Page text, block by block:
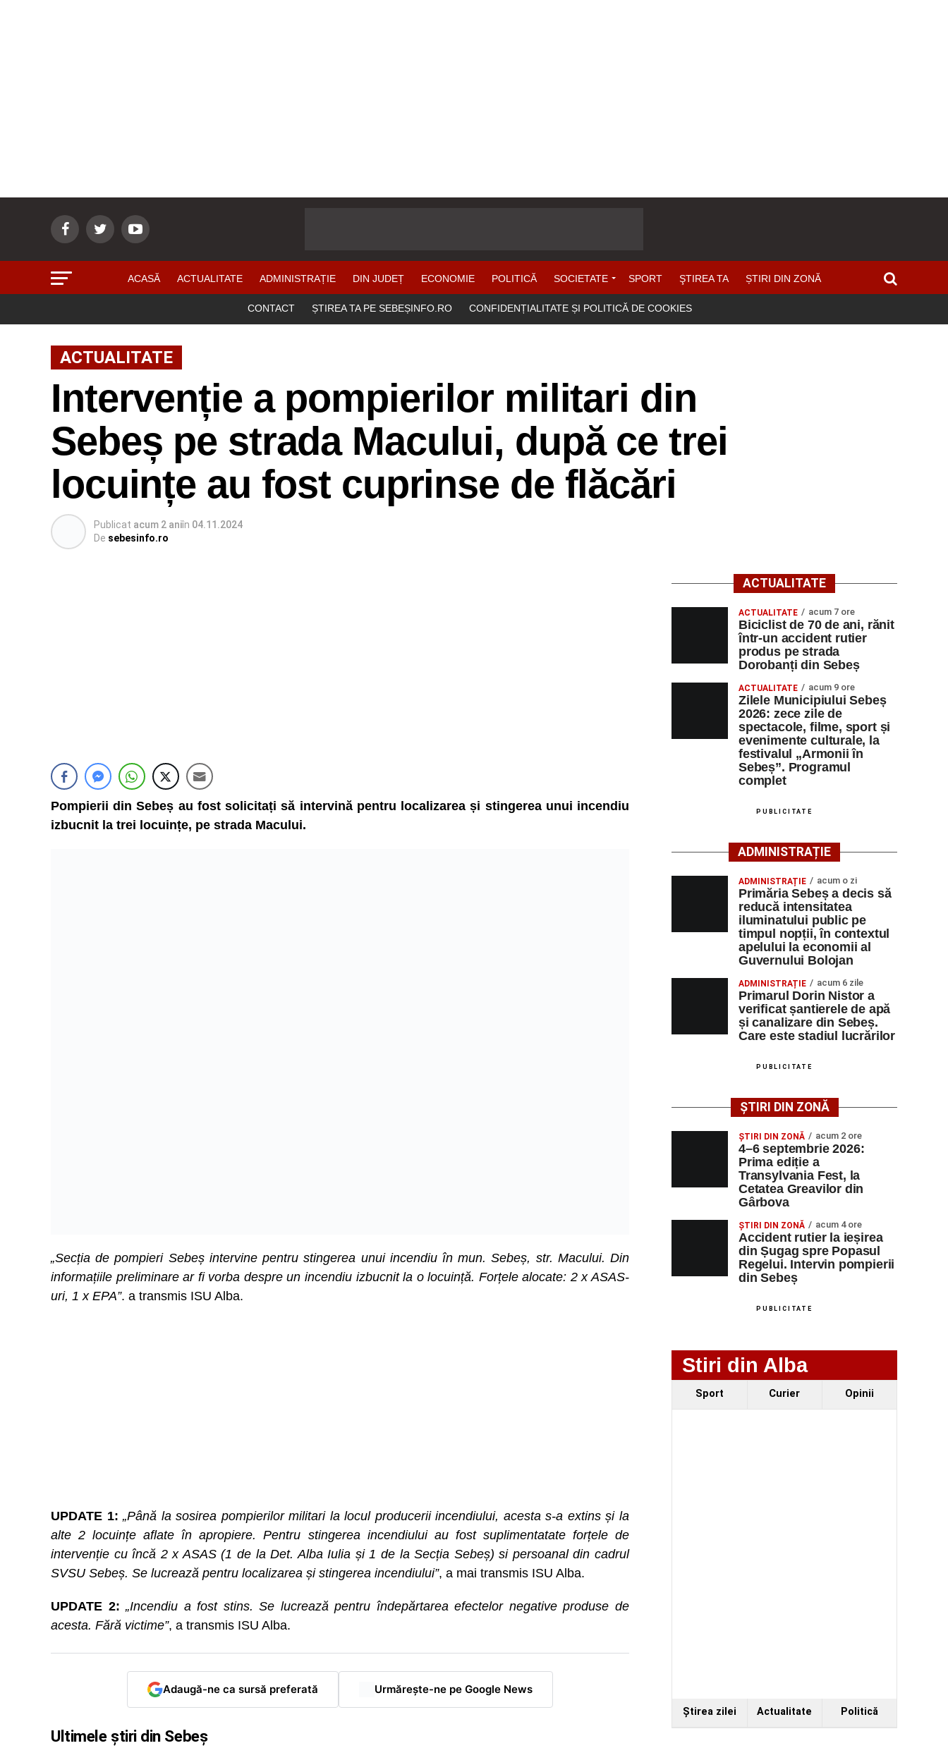
ACASĂ ACTUALITATE ADMINISTRAȚIE DIN JUDEȚ ECONOMIE POLITICĂ SOCIETATE SPORT ŞTIREA TA ȘTIRI DIN ZONĂ
CONTACT ȘTIREA TA PE SEBEȘINFO.RO CONFIDENȚIALITATE ȘI POLITICĂ DE COOKIES
ACTUALITATE
Intervenție a pompierilor militari din
Sebeș pe strada Macului, după ce trei
locuințe au fost cuprinse de flăcări
Publicat acum 2 aniîn 04.11.2024
De sebesinfo.ro
Pompierii din Sebeș au fost solicitați să intervină pentru localizarea și stingerea unui incendiu
izbucnit la trei locuințe, pe strada Macului.
„Secția de pompieri Sebeș intervine pentru stingerea unui incendiu în mun. Sebeș, str. Macului. Din
informațiile preliminare ar fi vorba despre un incendiu izbucnit la o locuință. Forțele alocate: 2 x ASAS-
uri, 1 x EPA”. a transmis ISU Alba.
UPDATE 1: „Până la sosirea pompierilor militari la locul producerii incendiului, acesta s-a extins și la
alte 2 locuințe aflate în apropiere. Pentru stingerea incendiului au fost suplimentatate forțele de
intervenție cu încă 2 x ASAS (1 de la Det. Alba Iulia și 1 de la Secția Sebeș) si persoanal din cadrul
SVSU Sebeș. Se lucrează pentru localizarea și stingerea incendiului”, a mai transmis ISU Alba.
UPDATE 2: „Incendiu a fost stins. Se lucrează pentru îndepărtarea efectelor negative produse de
acesta. Fără victime”, a transmis ISU Alba.
Adaugă-ne ca sursă preferată Urmărește-ne pe Google News
Ultimele știri din Sebeș
ACTUALITATE
ACTUALITATE acum 7 ore
Biciclist de 70 de ani, rănit
într-un accident rutier
produs pe strada
Dorobanți din Sebeș
ACTUALITATE acum 9 ore
Zilele Municipiului Sebeș
2026: zece zile de
spectacole, filme, sport și
evenimente culturale, la
festivalul „Armonii în
Sebeș”. Programul
complet
PUBLICITATE
ADMINISTRAȚIE
ADMINISTRAȚIE acum o zi
Primăria Sebeș a decis să
reducă intensitatea
iluminatului public pe
timpul nopții, în contextul
apelului la economii al
Guvernului Bolojan
ADMINISTRAȚIE acum 6 zile
Primarul Dorin Nistor a
verificat șantierele de apă
și canalizare din Sebeș.
Care este stadiul lucrărilor
PUBLICITATE
ȘTIRI DIN ZONĂ
ȘTIRI DIN ZONĂ acum 2 ore
4–6 septembrie 2026:
Prima ediție a
Transylvania Fest, la
Cetatea Greavilor din
Gârbova
ȘTIRI DIN ZONĂ acum 4 ore
Accident rutier la ieșirea
din Șugag spre Popasul
Regelui. Intervin pompierii
din Sebeș
PUBLICITATE
Stiri din Alba
Sport Curier Opinii
Ştirea zilei Actualitate Politică